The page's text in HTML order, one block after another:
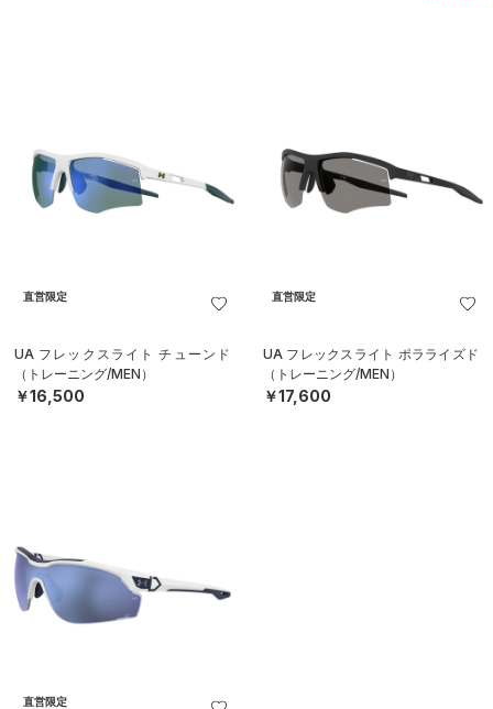
直営限定
UA フレックスライト チューンド
（トレーニング/MEN）
￥16,500
直営限定
UA フレックスライト ポラライズド
（トレーニング/MEN）
￥17,600
直営限定